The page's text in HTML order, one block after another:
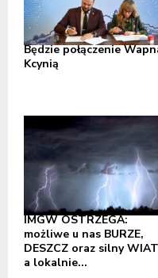
Będzie połączenie
Kcynią
IMGW OSTRZEGA:
możliwe u nas BURZE,
DESZCZ oraz silny
a lokalnie...